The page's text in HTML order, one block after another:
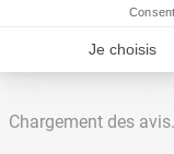
Veuillez
Chargement des
Je choisis